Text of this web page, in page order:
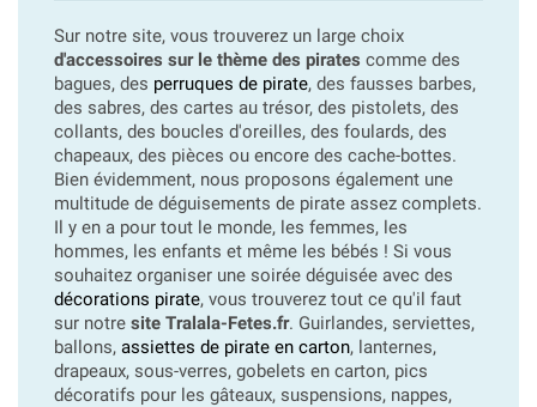
Sur notre site, vous trouverez un large choix
d'accessoires sur le thème des pirates comme des
bagues, des perruques de pirate, des fausses barbes,
des sabres, des cartes au trésor, des pistolets, des
collants, des boucles d'oreilles, des foulards, des
chapeaux, des pièces ou encore des cache-bottes.
Bien évidemment, nous proposons également une
multitude de déguisements de pirate assez complets.
Il y en a pour tout le monde, les femmes, les
hommes, les enfants et même les bébés ! Si vous
souhaitez organiser une soirée déguisée avec des
décorations pirate, vous trouverez tout ce qu'il faut
sur notre site Tralala-Fetes.fr. Guirlandes, serviettes,
ballons, assiettes de pirate en carton, lanternes,
drapeaux, sous-verres, gobelets en carton, pics
décoratifs pour les gâteaux, suspensions, nappes,